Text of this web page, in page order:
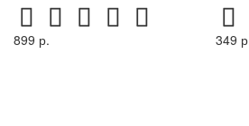
899 р. 349